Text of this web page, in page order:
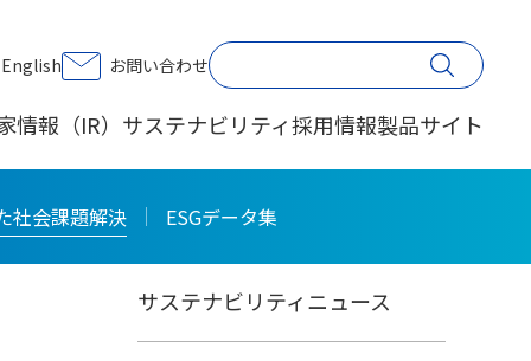
English お問い合わせ
情報（IR） サステナビリティ採用情報製品サイト
社会課題解決 ESGデータ集
印刷する
サステナビリティ
サステナビリティニュース